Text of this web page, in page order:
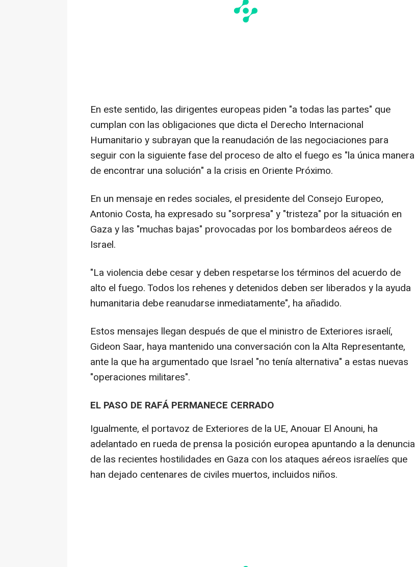
En este sentido, las dirigentes europeas piden "a todas las partes" que
cumplan con las obligaciones que dicta el Derecho Internacional
Humanitario y subrayan que la reanudación de las negociaciones para
seguir con la siguiente fase del proceso de alto el fuego es "la única manera
de encontrar una solución" a la crisis en Oriente Próximo.
En un mensaje en redes sociales, el presidente del Consejo Europeo,
Antonio Costa, ha expresado su "sorpresa" y "tristeza" por la situación en
Gaza y las "muchas bajas" provocadas por los bombardeos aéreos de
Israel.
"La violencia debe cesar y deben respetarse los términos del acuerdo de
alto el fuego. Todos los rehenes y detenidos deben ser liberados y la ayuda
humanitaria debe reanudarse inmediatamente", ha añadido.
Estos mensajes llegan después de que el ministro de Exteriores israelí,
Gideon Saar, haya mantenido una conversación con la Alta Representante,
ante la que ha argumentado que Israel "no tenía alternativa" a estas nuevas
"operaciones militares".
EL PASO DE RAFÁ PERMANECE CERRADO
Igualmente, el portavoz de Exteriores de la UE, Anouar El Anouni, ha
adelantado en rueda de prensa la posición europea apuntando a la denuncia
de las recientes hostilidades en Gaza con los ataques aéreos israelíes que
han dejado centenares de civiles muertos, incluidos niños.